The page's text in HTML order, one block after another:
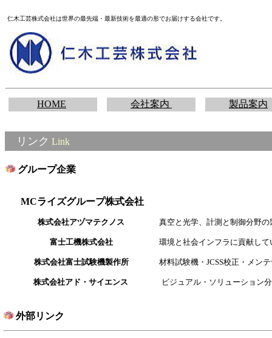
仁木工芸株式会社は世界の最先端・最新技術を最適の形でお届けする会社です。
HOME 会社案内 製品案内
リンク Link
グループ企業
MCライズグループ株式会社
株式会社アヅマテクノス 真空と光学、計測と制御分野
富士工機株式会社 環境と社会インフラに貢献して
株式会社富士試験機製作所 材料試験機・JCSS校正・メン
株式会社アド・サイエンス ビジュアル・ソリューション
外部リンク